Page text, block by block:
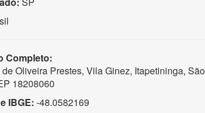
Completo:
Oliveira Prestes, Vila Ginez, Itapetininga, São
18208060
IBGE: -48.0582169